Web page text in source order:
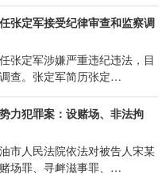
张定军接受纪律审查和监察调
张定军涉嫌严重违纪违法，目
查。张定军简历张定…
力犯罪案：设赌场、非法拘
市人民法院依法对被告人宋某
场罪、寻衅滋事罪、…